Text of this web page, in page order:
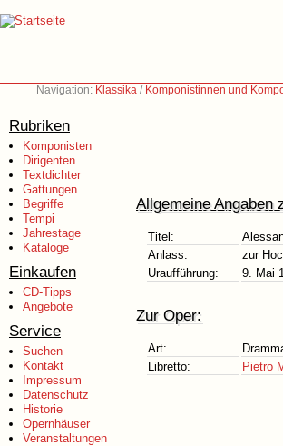
Navigation: Klassika / Komponistinnen und
Rubriken
Komponisten
Dirigenten
Textdichter
Gattungen
Begriffe
Tempi
Jahrestage
Kataloge
Einkaufen
CD-Tipps
Angebote
Service
Suchen
Kontakt
Impressum
Datenschutz
Historie
Opernhäuser
Veranstaltungen
Allgemeine Angaben
Titel:
Anlass:
zur
Uraufführung:
9. Mai
Zur Oper:
Art:
Libretto:
Pietro